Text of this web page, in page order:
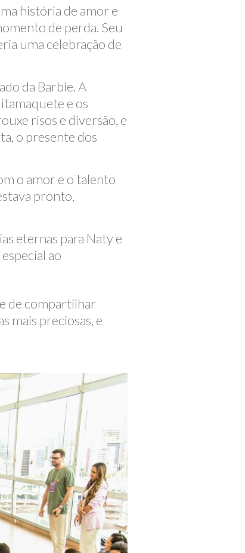
história de amor e
de perda. Seu
uma celebração de
da Barbie. A
e os
risos e diversão, e
o presente dos
o amor e o talento
pronto,
eternas para Naty e
ao
de compartilhar
mais preciosas, e